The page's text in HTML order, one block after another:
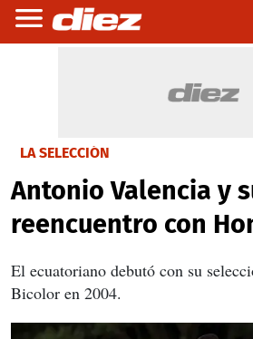
LA SELECCIÓN
Antonio Valencia y
reencuentro con
El ecuatoriano debutó con su
Bicolor en 2004.